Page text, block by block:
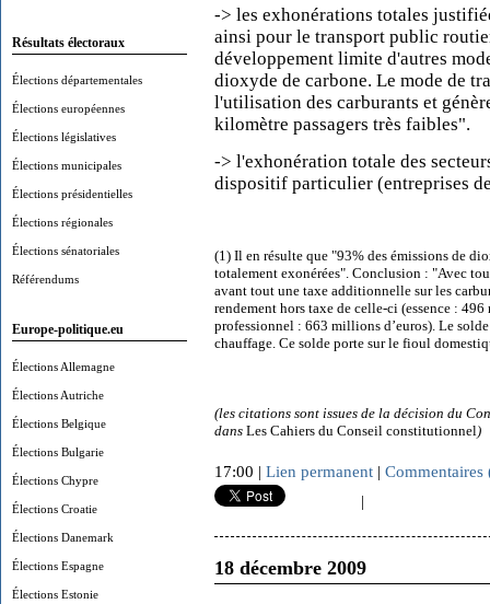
Résultats électoraux
Élections départementales
Élections européennes
Élections législatives
Élections municipales
Élections présidentielles
Élections régionales
Élections sénatoriales
Référendums
Europe-politique.eu
Élections Allemagne
Élections Autriche
Élections Belgique
Élections Bulgarie
Élections Chypre
Élections Croatie
Élections Danemark
Élections Espagne
Élections Estonie
-> les exhonérations totales
ainsi pour le transport public
développement limite d'autres
dioxyde de carbone. Le mode de
l'utilisation des carburants et
kilomètre passagers très faibles".
-> l'exhonération totale des
dispositif particulier (entreprises
(1) Il en résulte que "93% des émissions de
totalement exonérées". Conclusion : "Avec
avant tout une taxe additionnelle sur les
rendement hors taxe de celle-ci (essence :
professionnel : 663 millions d’euros). Le
chauffage. Ce solde porte sur le fioul
(les citations sont issues de la décision du
dans Les Cahiers du Conseil constitutionnel)
17:00 | Lien permanent | Commentaires
|
18 décembre 2009